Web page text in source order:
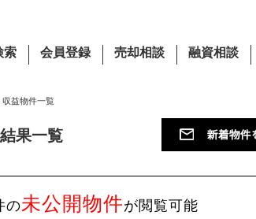
索 会員登録 売却相談 融資相談
収益物件一覧
果一覧
の未公開物件が閲覧可能